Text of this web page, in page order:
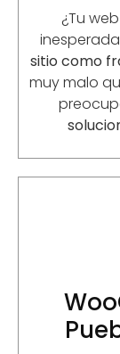
¿Tu
sitio como
muy malo